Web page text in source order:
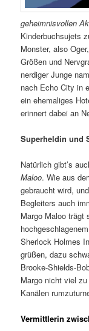
geheimnisvollen
Kinderbuchsujets
Monster, also
Größen und
nerdiger Junge
nach Echo City in
ein ehemaliges
erinnert dabei an
Superheldin und
Natürlich gibt’s
Maloo. Wie aus
gebraucht wird,
Begleiters auch
Margo Maloo trägt
Sherlock Holmes
grüßen, dazu
Brooke-Shields-
Margo nicht viel
Kanälen
Vermittlerin